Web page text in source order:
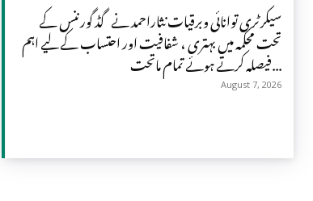
سیکرٹری توانائی وبرقیات نثاراحمد نے گڈ گورننس کے
تحت محکمہ میں بہتری ، شفافیت اور احتساب کے لیے اہم
فیصلہ کرتے ہوئے تمام ماتحت...
August 7, 2026